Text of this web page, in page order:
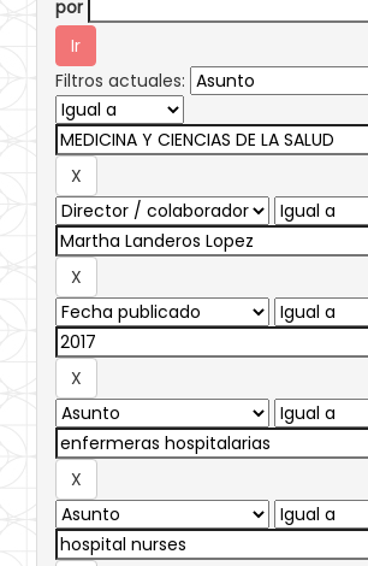
por
Filtros actuales: